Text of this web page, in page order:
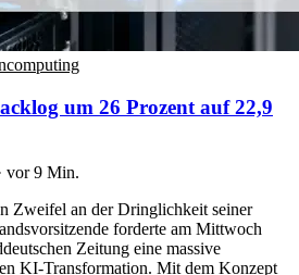
um 26 Prozent auf 22,9
vor 9 Min.
Zweifel an der Dringlichkeit seiner
forderte am Mittwoch
Zeitung eine massive
KI-Transformation. Mit dem Konzept